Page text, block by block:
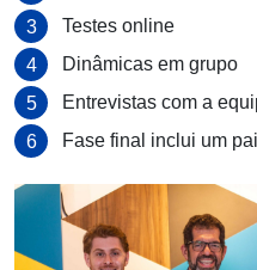
Testes online
Dinâmicas em grupo
Entrevistas com a
Fase final inclui um